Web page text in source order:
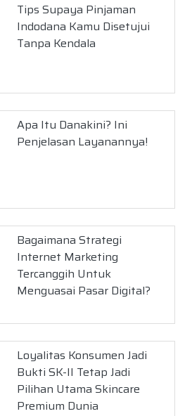
Tips Supaya Pinjaman
Indodana Kamu Disetujui
Tanpa Kendala
Apa Itu Danakini? Ini
Penjelasan Layanannya!
Bagaimana Strategi
Internet Marketing
Tercanggih Untuk
Menguasai Pasar Digital?
Loyalitas Konsumen Jadi
Bukti SK-II Tetap Jadi
Pilihan Utama Skincare
Premium Dunia